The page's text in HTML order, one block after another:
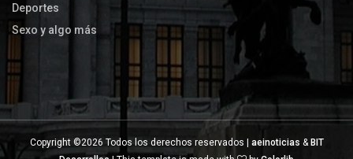
Deportes
Sexo y algo más
Copyright ©2026 Todos los derechos reservados | aeinoticias & BIT